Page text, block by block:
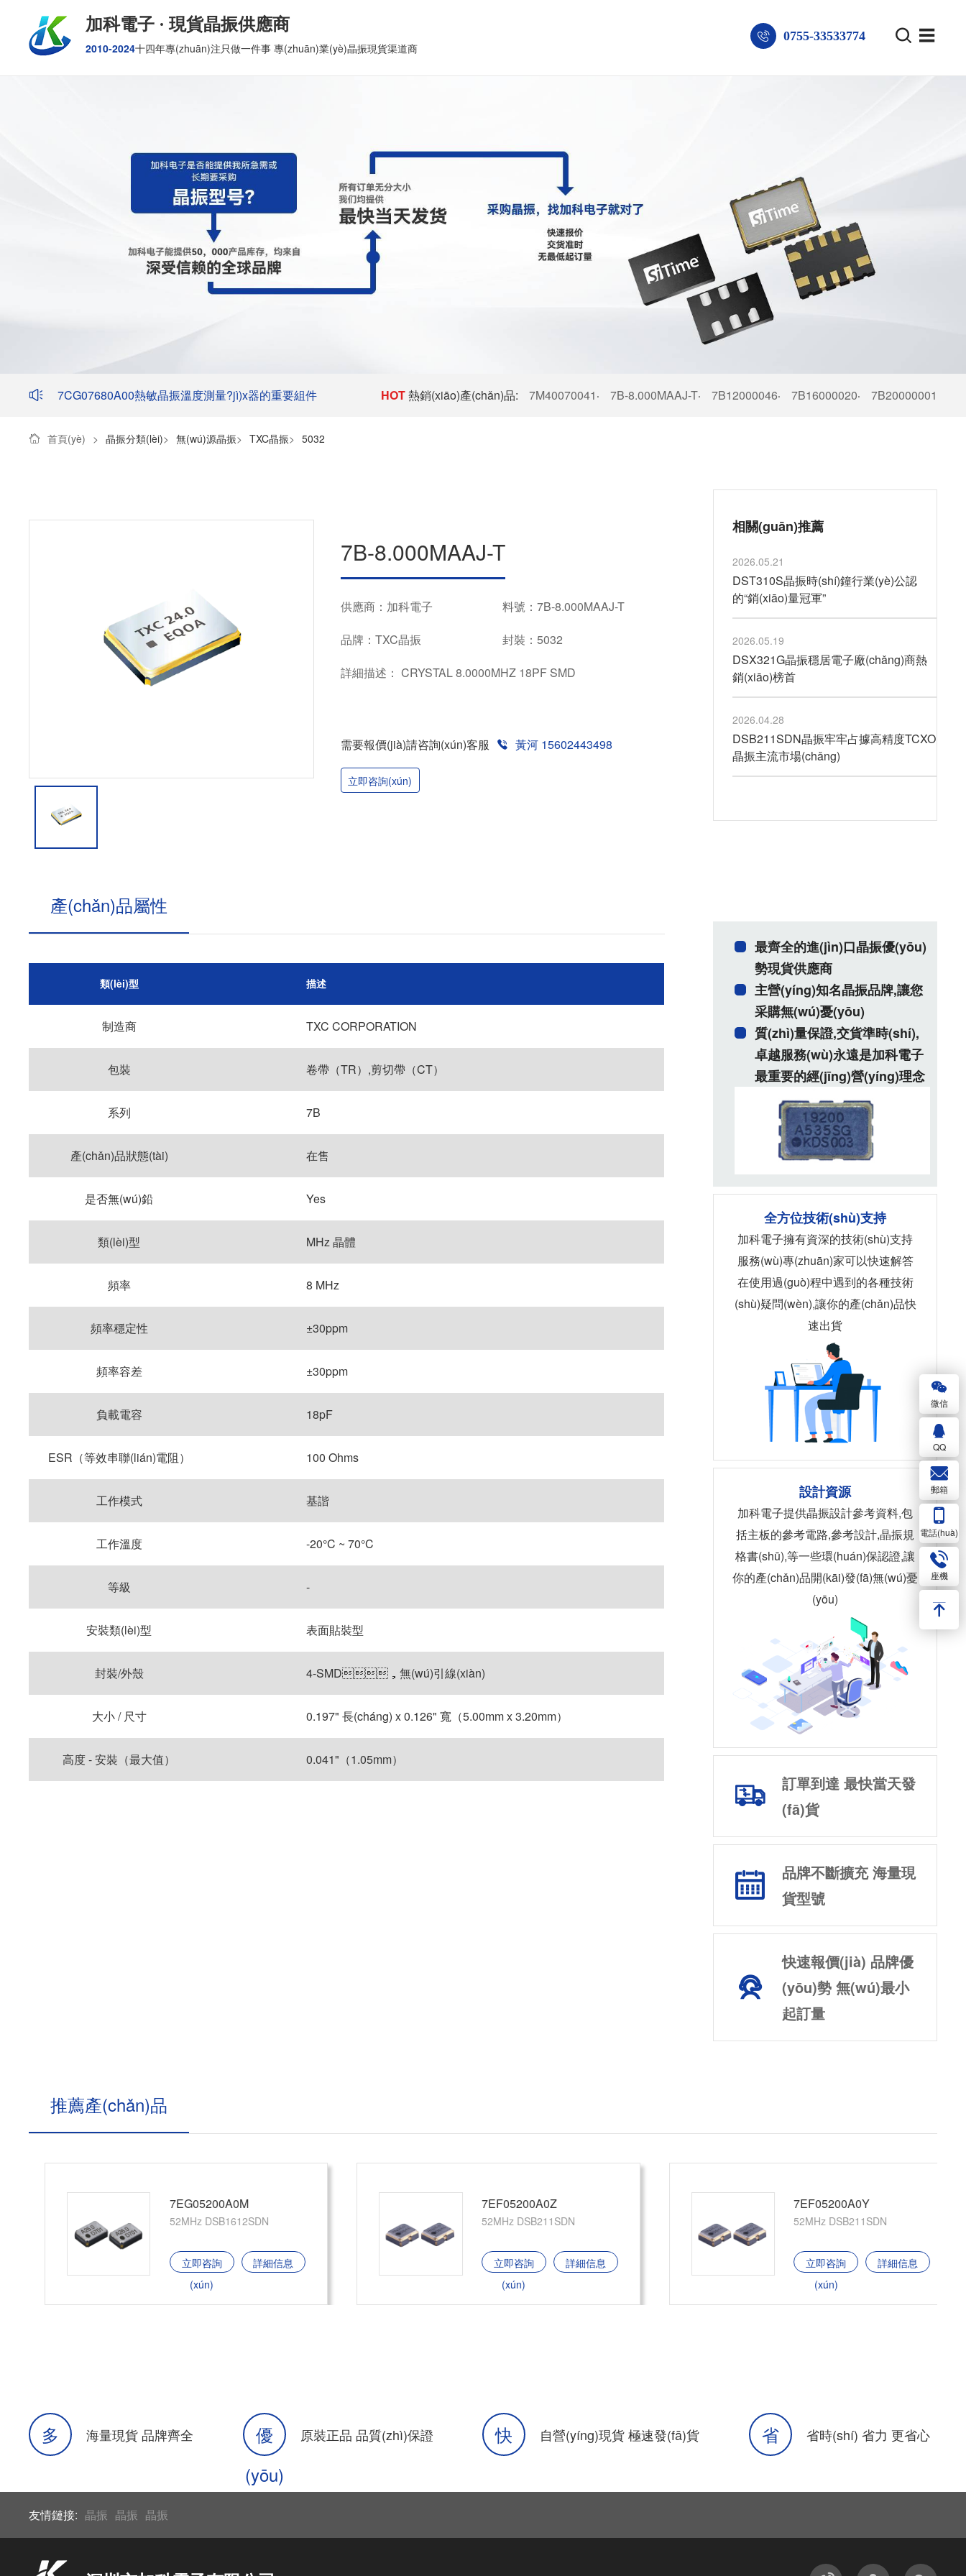
加科電子 · 現貨晶振供應商
2010-2024十四年專(zhuān)注只做一件事 專(zhuān)業(yè)晶振現貨渠道商
0755-33533774
7CG07680A00熱敏晶振溫度測量?jì)x器的重要組件 HOT熱銷(xiāo)產(chǎn)品: 7M40070041 · 7B-8.000MAAJ-T· 7B12000046· 7B16000020· 7B20000001
首頁(yè) > 晶振分類(lèi)> 無(wú)源晶振> TXC晶振> 5032
7B-8.000MAAJ-T
供應商：加科電子
料號：7B-8.000MAAJ-T
品牌：TXC晶振
封裝：5032
詳細描述： CRYSTAL 8.0000MHZ 18PF SMD
需要報價(jià)請咨詢(xún)客服 黃河 15602443498
立即咨詢(xún)
產(chǎn)品屬性
類(lèi)型 描述
制造商 TXC CORPORATION
包裝 卷帶（TR）,剪切帶（CT）
系列 7B
產(chǎn)品狀態(tài) 在售
是否無(wú)鉛 Yes
類(lèi)型 MHz 晶體
頻率 8 MHz
頻率穩定性 ±30ppm
頻率容差 ±30ppm
負載電容 18pF
ESR（等效串聯(lián)電阻） 100 Ohms
工作模式 基諧
工作溫度 -20°C ~ 70°C
等級 -
安裝類(lèi)型 表面貼裝型
封裝/外殼 4-SMD，無(wú)引線(xiàn)
大小 / 尺寸 0.197" 長(cháng) x 0.126" 寬（5.00mm x 3.20mm）
高度 - 安裝（最大值） 0.041"（1.05mm）
相關(guān)推薦
2026.05.21
DST310S晶振時(shí)鐘行業(yè)公認
的“銷(xiāo)量冠軍”
2026.05.19
DSX321G晶振穩居電子廠(chǎng)商熱
銷(xiāo)榜首
2026.04.28
DSB211SDN晶振牢牢占據高精度TCXO
晶振主流市場(chǎng)
最齊全的進(jìn)口晶振優(yōu)
勢現貨供應商
主營(yíng)知名晶振品牌,讓您
采購無(wú)憂(yōu)
質(zhì)量保證,交貨準時(shí),
卓越服務(wù)永遠是加科電子
最重要的經(jīng)營(yíng)理念
全方位技術(shù)支持
加科電子擁有資深的技術(shù)支持
服務(wù)專(zhuān)家可以快速解答
在使用過(guò)程中遇到的各種技術
(shù)疑問(wèn),讓你的產(chǎn)品快
速出貨
設計資源
加科電子提供晶振設計參考資料,包
括主板的參考電路,參考設計,晶振規
格書(shū),等一些環(huán)保認證,讓
你的產(chǎn)品開(kāi)發(fā)無(wú)憂
(yōu)
訂單到達 最快當天發
(fā)貨
品牌不斷擴充 海量現
貨型號
快速報價(jià) 品牌優
(yōu)勢 無(wú)最小
起訂量
推薦產(chǎn)品
7EF05200A0Z
52MHz DSB211SDN
立即咨詢
(xún)
詳細信息
7EF05200A0Y
52MHz DSB211SDN
立即咨詢
(xún)
詳細信息
7EF05200A0X
52MHz DSB211SDN
立即咨詢
(xún)
詳細信息
多 海量現貨 品牌齊全
優
(yōu)
原裝正品 品質(zhì)保證 快 自營(yíng)現貨 極速發(fā)貨 省 省時(shí) 省力 更省心
微信
QQ
郵箱
電話(huà)
座機
友情鏈接: 晶振 晶振 晶振